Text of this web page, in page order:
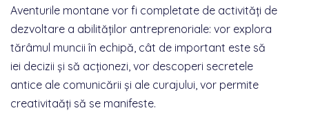
Aventurile montane vor fi completate de activități de
dezvoltare a abilităților antreprenoriale: vor explora
tărâmul muncii în echipă, cât de important este să
iei decizii și să acționezi, vor descoperi secretele
antice ale comunicării și ale curajului, vor permite
creativitaăți să se manifeste.